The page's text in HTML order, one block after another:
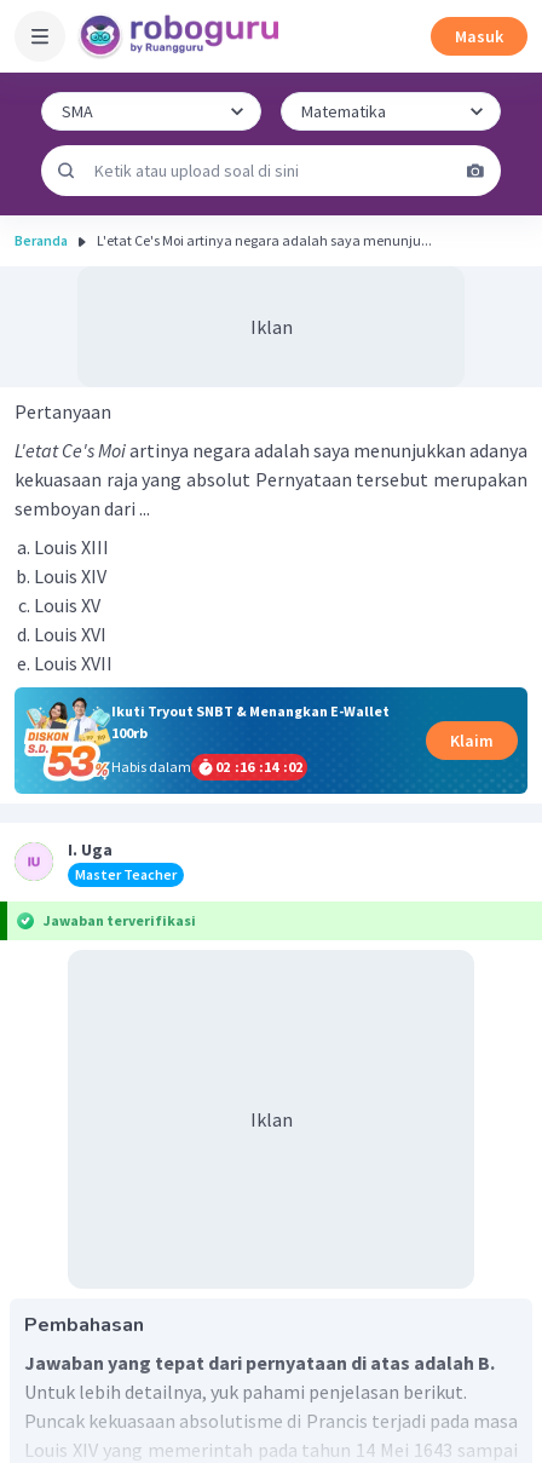
Masuk
Beranda L'etat Ce's Moi artinya negara adalah saya menunju...
Iklan
Pertanyaan
L'etat Ce's Moiartinya negara adalah saya menunjukkan adanya
kekuasaan raja yang absolut Pernyataan tersebut merupakan
semboyan dari ...
Louis XIII
Louis XIV
Louis XV
Louis XVI
Louis XVII
Ikuti Tryout SNBT & Menangkan E-Wallet
100rb
Habis dalam
02 :16 :14 :02
Klaim
I. Uga
Master Teacher
Jawaban terverifikasi
Iklan
Pembahasan
Jawaban yang tepat dari pernyataan di atas adalah B.
Untuk lebih detailnya, yuk pahami penjelasan berikut.
Puncak kekuasaan absolutisme di Prancis terjadi pada masa
Louis XIV yang memerintah pada tahun 14 Mei 1643 sampai